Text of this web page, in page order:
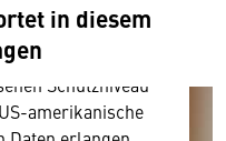
in diesem
dem EU-
Schutzniveau
amerikanische